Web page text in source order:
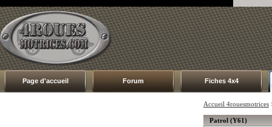
Page d'accueil Forum Fiches 4x4
Accueil 4rouesmotrices
Patrol (Y61)